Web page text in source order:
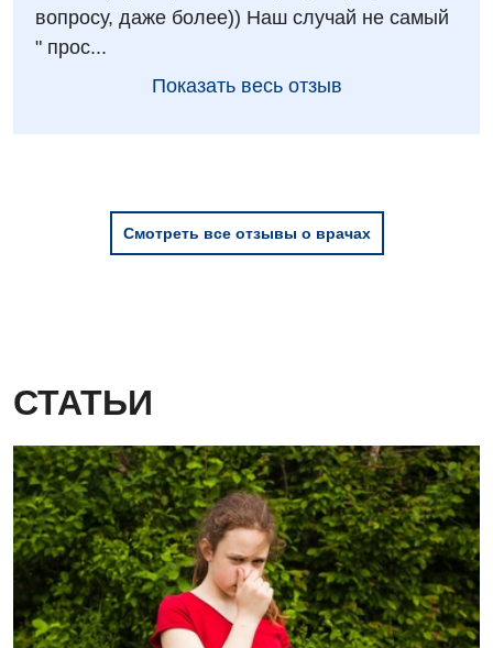
вопросу, даже более)) Наш случай не самый
" прос...
Показать весь отзыв
Смотреть все отзывы о врачах
СТАТЬИ